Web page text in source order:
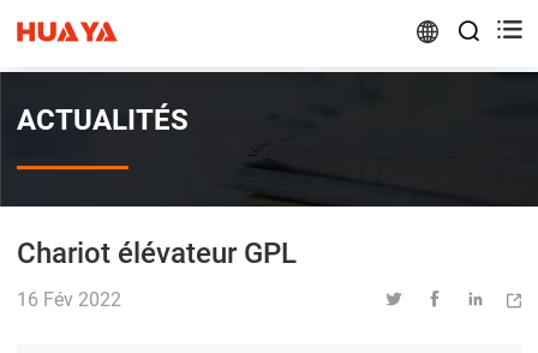
 
ACTUALITÉS
Chariot élévateur GPL
16 Fév 2022    